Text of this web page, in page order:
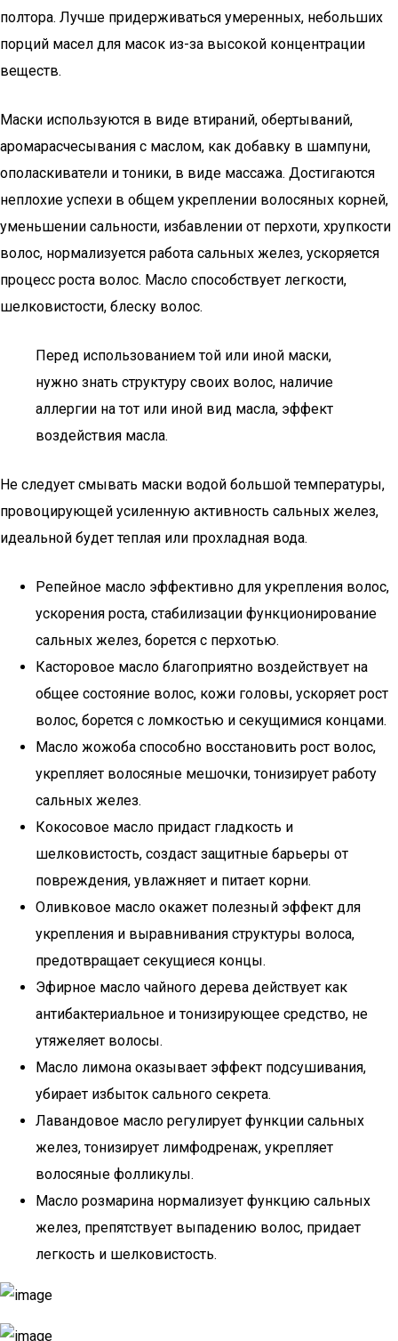
полтора. Лучше придерживаться умеренных, небольших
порций масел для масок из-за высокой концентрации
веществ.
Маски используются в виде втираний, обертываний,
аромарасчесывания с маслом, как добавку в шампуни,
ополаскиватели и тоники, в виде массажа. Достигаются
неплохие успехи в общем укреплении волосяных корней,
уменьшении сальности, избавлении от перхоти, хрупкости
волос, нормализуется работа сальных желез, ускоряется
процесс роста волос. Масло способствует легкости,
шелковистости, блеску волос.
Перед использованием той или иной маски,
нужно знать структуру своих волос, наличие
аллергии на тот или иной вид масла, эффект
воздействия масла.
Не следует смывать маски водой большой температуры,
провоцирующей усиленную активность сальных желез,
идеальной будет теплая или прохладная вода.
Репейное масло эффективно для укрепления волос,
ускорения роста, стабилизации функционирование
сальных желез, борется с перхотью.
Касторовое масло благоприятно воздействует на
общее состояние волос, кожи головы, ускоряет рост
волос, борется с ломкостью и секущимися концами.
Масло жожоба способно восстановить рост волос,
укрепляет волосяные мешочки, тонизирует работу
сальных желез.
Кокосовое масло придаст гладкость и
шелковистость, создаст защитные барьеры от
повреждения, увлажняет и питает корни.
Оливковое масло окажет полезный эффект для
укрепления и выравнивания структуры волоса,
предотвращает секущиеся концы.
Эфирное масло чайного дерева действует как
антибактериальное и тонизирующее средство, не
утяжеляет волосы.
Масло лимона оказывает эффект подсушивания,
убирает избыток сального секрета.
Лавандовое масло регулирует функции сальных
желез, тонизирует лимфодренаж, укрепляет
волосяные фолликулы.
Масло розмарина нормализует функцию сальных
желез, препятствует выпадению волос, придает
легкость и шелковистость.